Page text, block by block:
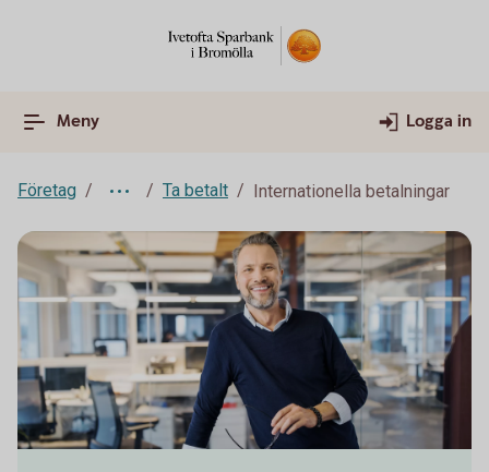
Meny Logga in
Företag Ta betalt Internationella betalningar